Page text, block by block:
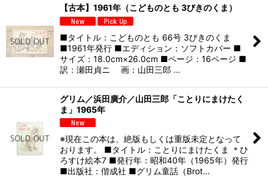
並び順:
絞り込む
【古本】1961年（こどものとも 3びきのくま）
■タイトル：こどものとも 66号 3びきのくま
■1961年発行 ■エディション：ソフトカバー ■
サイズ：18.0cm×26.0cm ■ページ：16ページ ■
訳：瀬田貞ニ 画：山田三郎 …
グリム／浜田廣介／山田三郎「ことりにまけたく
ま」1965年
※現在この本は、絶版もしくは重版未定となって
おります。 ■タイトル：ことりにまけたくま ＊ひ
ろすけ絵本7 ■発行年：昭和40年（1965年）発行
■出版社：偕成社 ■グリム童話（Brot…